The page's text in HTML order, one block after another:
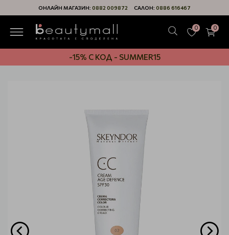
ОНЛАЙН МАГАЗИН: 0882 009872 САЛОН: 0886 616467
0 0
-15% С КОД - SUMMER15